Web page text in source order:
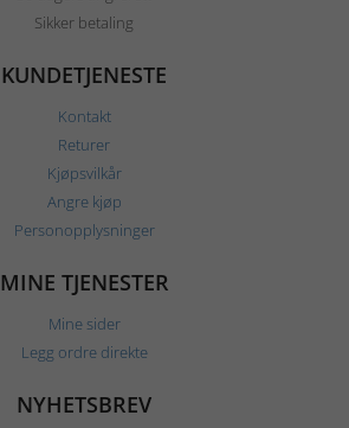
Sikker betaling
KUNDETJENESTE
Kontakt
Returer
Kjøpsvilkår
Angre kjøp
Personopplysninger
MINE TJENESTER
Mine sider
Legg ordre direkte
NYHETSBREV